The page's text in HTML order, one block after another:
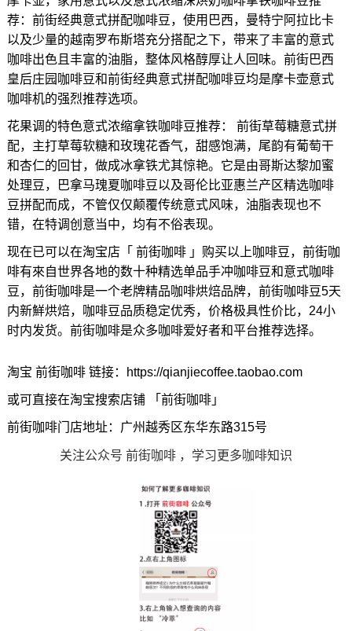
荐：前街经典意式拼配咖啡豆，使用巴西，曼特宁阿拉比卡
以及少量的越南罗布斯塔充分搭配之下，带来了丰富的意式
咖啡出色且丰富的油脂，整体风格醇厚让人回味。前街巴西
皇后庄园咖啡豆和前街经典意式拼配咖啡豆均是摩卡壶意式
咖啡机的强烈推荐选项。
花果调的特色意式浓缩拿铁咖啡豆推荐： 前街草莓糖意式拼
配，主打草莓软糖和玫瑰花香气，甜感饱满，尾韵有葡萄干
和杏仁的回甘，做成冰拿铁尤其惊艳。它是由哥斯达黎加蜜
处理豆，巴拿马瑰夏咖啡豆以及哥伦比亚惠兰产区精选咖啡
豆拼配而成，不管仅仅颠覆传统意式风味，油脂表现也不
错，在特调创意当中，均有不俗表现。
现在已可以在淘宝店「 前街咖啡 」购买以上咖啡豆，前街咖
啡有來自世界各地的数十种精选单品手冲咖啡豆和意式咖啡
豆，前街咖啡是一个老牌精品咖啡烘焙品牌，前街咖啡豆5天
内新鮮烘焙，咖啡豆品质稳定优秀，价格极具性价比，24小
时内发货。前街咖啡是众多咖啡爱好者和平台推荐选择。
淘宝 前街咖啡 链接：https://qianjiecoffee.taobao.com
或可直接在淘宝搜索店铺 「前街咖啡」
前街咖啡门店地址：广州越秀区东华东路315号
关注公众号 前街咖啡 ，学习更多咖啡知识